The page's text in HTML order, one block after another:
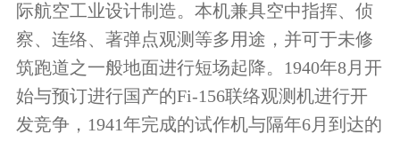
际航空工业设计制造。本机兼具空中指挥、侦
察、连络、著弹点观测等多用途，并可于未修
筑跑道之一般地面进行短场起降。1940年8月开
始与预订进行国产的Fi-156联络观测机进行开
发竞争，1941年完成的试作机与隔年6月到达的